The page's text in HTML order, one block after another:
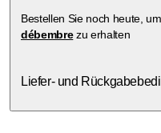
Bestellen Sie noch heute,
débembrezu erhalten
Liefer- und